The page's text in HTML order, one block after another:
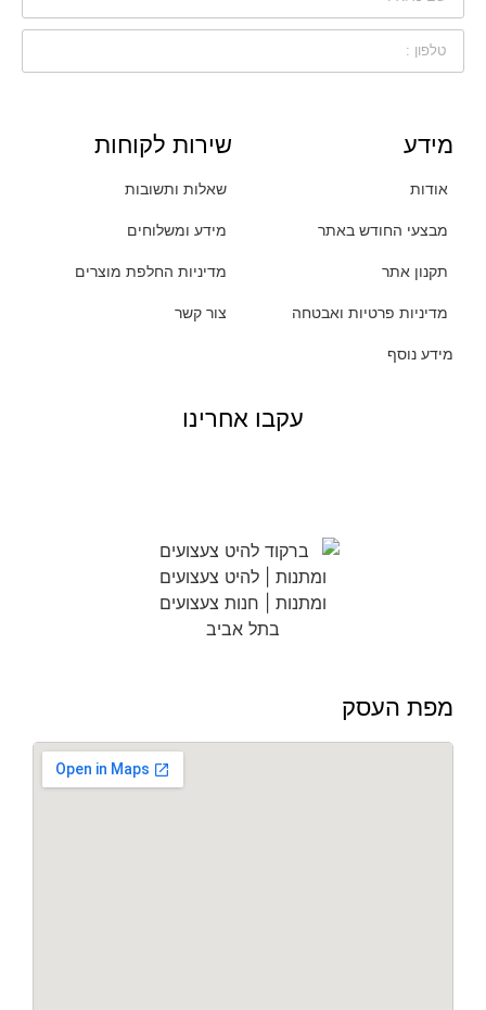
מידע
אודות
מבצעי החודש באתר
תקנון אתר
מדיניות פרטיות ואבטחה
מידע נוסף
שירות לקוחות
שאלות ותשובות
מידע ומשלוחים
מדיניות החלפת מוצרים
צור קשר
עקבו אחרינו
מפת העסק